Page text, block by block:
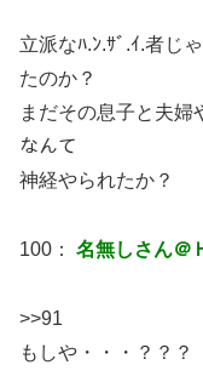
立派なﾊ.ﾝ.ｻﾞ.ｲ.者じ
たのか？
まだその息子と夫婦
なんて
神経やられたか？
100： 名無しさん＠
>>91
もしや・・・？？？